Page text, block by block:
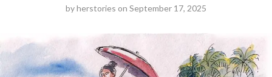
byherstories on September 17, 2025